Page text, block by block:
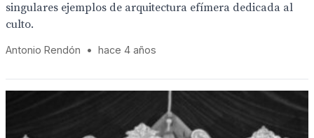
singulares ejemplos de arquitectura efímera dedicada al
culto.
Antonio Rendón • hace 4 años